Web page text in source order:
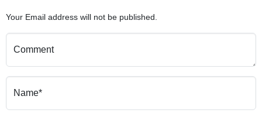
Your Email address will not be published.
Comment
Name*